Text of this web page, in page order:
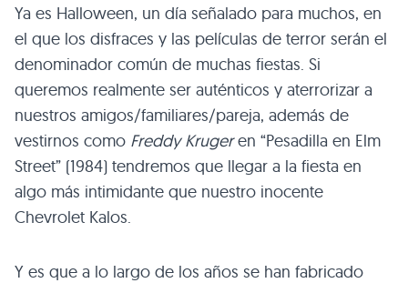
Ya es Halloween, un día señalado para muchos, en
el que los disfraces y las películas de terror serán el
denominador común de muchas fiestas. Si
queremos realmente ser auténticos y aterrorizar a
nuestros amigos/familiares/pareja, además de
vestirnos como Freddy Krugeren “Pesadilla en Elm
Street” (1984) tendremos que llegar a la fiesta en
algo más intimidante que nuestro inocente
Chevrolet Kalos.
Y es que a lo largo de los años se han fabricado